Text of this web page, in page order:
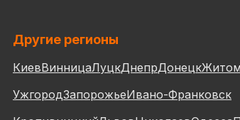
Другие регионы
КиевВинницаЛуцкДнепрДонецк
УжгородЗапорожьеИвано-Франковск